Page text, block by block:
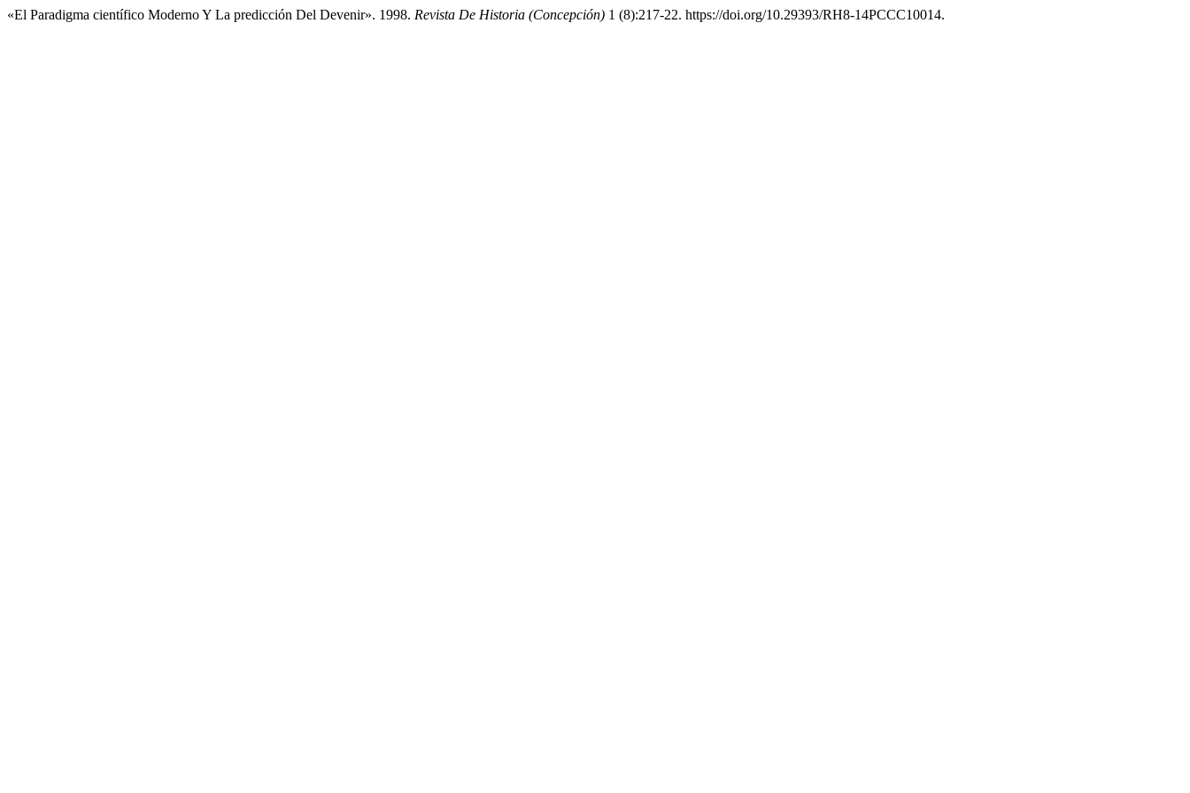
«El Paradigma científico Moderno Y La predicción Del Devenir». 1998. Revista De Historia (Concepción) 1 (8):217-22. https://doi.org/10.29393/RH8-14PCCC10014.